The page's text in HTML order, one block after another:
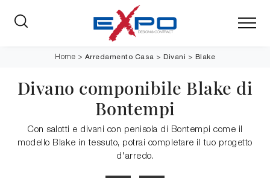
Home > Arredamento Casa > Divani > Blake
Divano componibile Blake di
Bontempi
Con salotti e divani con penisola di Bontempi come il
modello Blake in tessuto, potrai completare il tuo progetto
d'arredo.